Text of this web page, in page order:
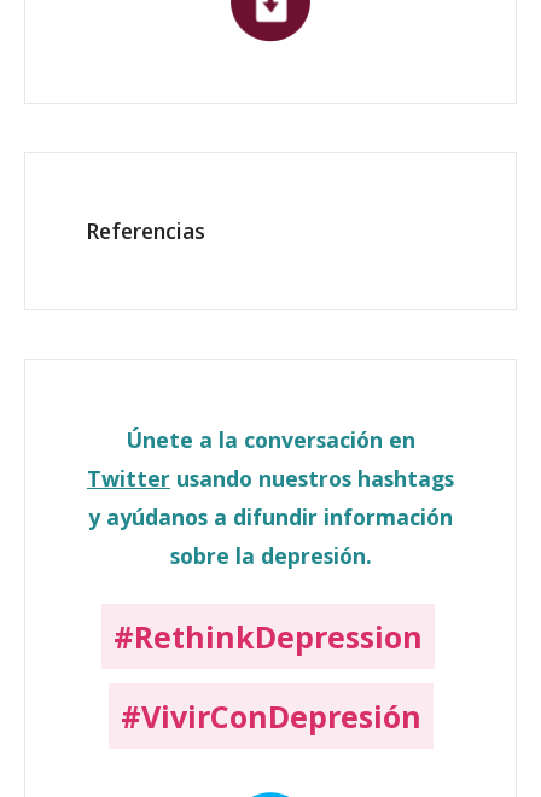
Referencias
Únete a la conversación en
Twitter usando nuestros hashtags
y ayúdanos a difundir información
sobre la depresión.
#RethinkDepression
#VivirConDepresión